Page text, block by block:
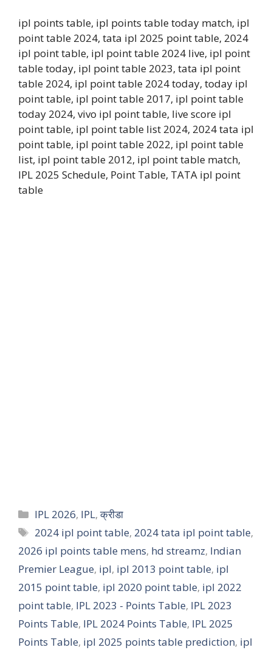
ipl points table, ipl points table today match, ipl
point table 2024, tata ipl 2025 point table, 2024
ipl point table, ipl point table 2024 live, ipl point
table today, ipl point table 2023, tata ipl point
table 2024, ipl point table 2024 today, today ipl
point table, ipl point table 2017, ipl point table
today 2024, vivo ipl point table, live score ipl
point table, ipl point table list 2024, 2024 tata ipl
point table, ipl point table 2022, ipl point table
list, ipl point table 2012, ipl point table match,
IPL 2025 Schedule, Point Table, TATA ipl point
table
IPL 2026, IPL,क्रीडा
2024 ipl point table, 2024 tata ipl point table,
2026 ipl points table mens, hd streamz, Indian
Premier League, ipl, ipl 2013 point table, ipl
2015 point table, ipl 2020 point table, ipl 2022
point table, IPL 2023 - Points Table, IPL 2023
Points Table, IPL 2024 Points Table, IPL 2025
Points Table, ipl 2025 points table prediction, ipl